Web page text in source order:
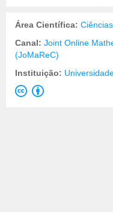
Área Científica:
Canal: Joint Online
(JoMaReC)
Instituição: